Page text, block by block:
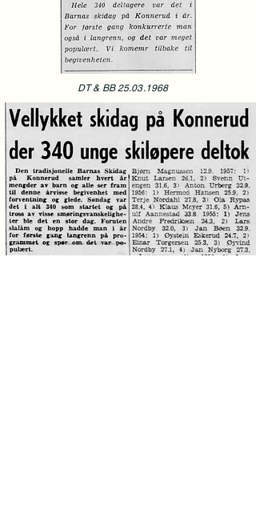
DT & BB25.03.1968